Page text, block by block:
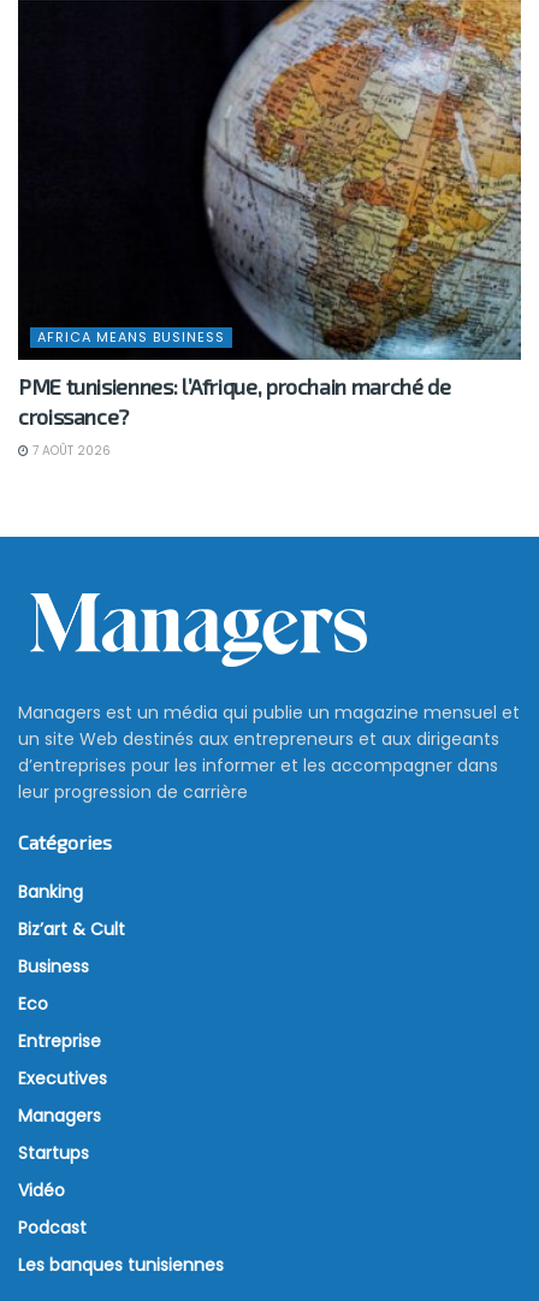
AFRICA MEANS BUSINESS
PME tunisiennes: l’Afrique, prochain marché de
croissance?
7 AOÛT 2026
Managers est un média qui publie un magazine mensuel et
un site Web destinés aux entrepreneurs et aux dirigeants
d’entreprises pour les informer et les accompagner dans
leur progression de carrière
Catégories
Banking
Biz’art & Cult
Business
Eco
Entreprise
Executives
Managers
Startups
Vidéo
Podcast
Les banques tunisiennes